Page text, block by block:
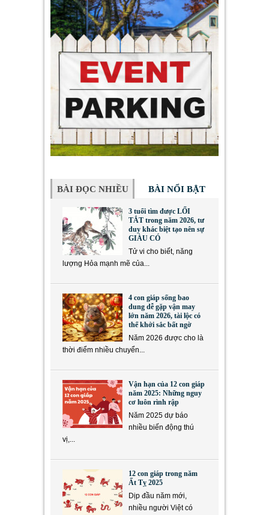
BÀI ĐỌC NHIỀU BÀI NỔI BẬT
3 tuổi tìm được LỐI
TẮT trong năm 2026, tư
duy khác biệt tạo nên sự
GIÀU CÓ
Tử vi cho biết, năng
lượng Hỏa mạnh mẽ của...
4 con giáp sống bao
dung dễ gặp vận may
lớn năm 2026, tài lộc có
thể khởi sắc bất ngờ
Năm 2026 được cho là
thời điểm nhiều chuyển...
Vận hạn của 12 con giáp
năm 2025: Những nguy
cơ luôn rình rập
Năm 2025 dự báo
nhiều biến động thú
vị,...
12 con giáp trong năm
Ất Tỵ 2025
Dịp đầu năm mới,
nhiều người Việt có